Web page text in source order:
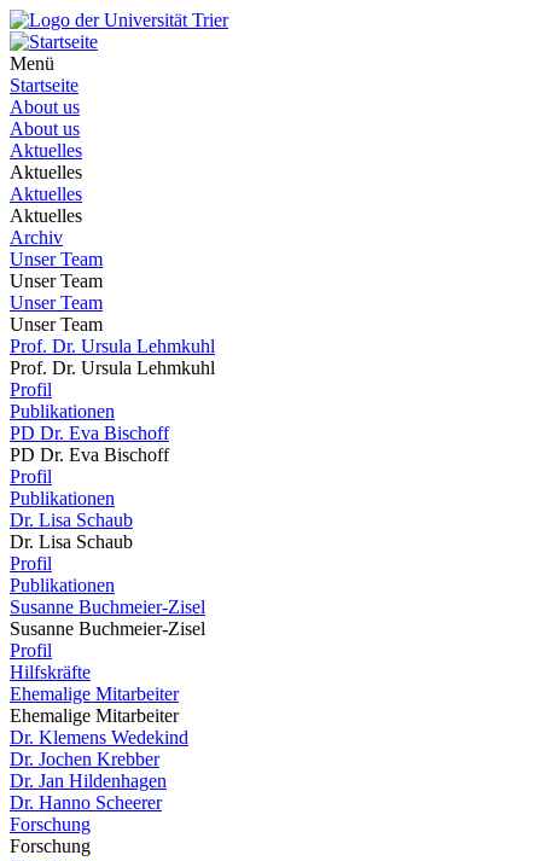
Menü
Startseite
About us
About us
Aktuelles
Aktuelles
Aktuelles
Aktuelles
Archiv
Unser Team
Unser Team
Unser Team
Unser Team
Prof. Dr. Ursula Lehmkuhl
Prof. Dr. Ursula Lehmkuhl
Profil
Publikationen
PD Dr. Eva Bischoff
PD Dr. Eva Bischoff
Profil
Publikationen
Dr. Lisa Schaub
Dr. Lisa Schaub
Profil
Publikationen
Susanne Buchmeier-Zisel
Susanne Buchmeier-Zisel
Profil
Hilfskräfte
Ehemalige Mitarbeiter
Ehemalige Mitarbeiter
Dr. Klemens Wedekind
Dr. Jochen Krebber
Dr. Jan Hildenhagen
Dr. Hanno Scheerer
Forschung
Forschung